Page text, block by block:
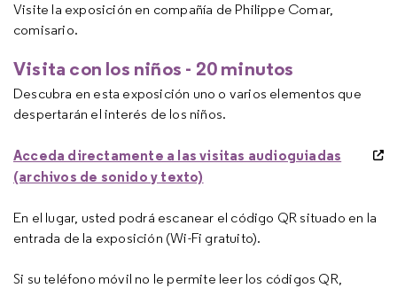
Visite la exposición en compañía de Philippe Comar,
comisario.
Visita con los niños - 20 minutos
Descubra en esta exposición uno o varios elementos que
despertarán el interés de los niños.
Acceda directamente a las visitas audioguiadas
(archivos de sonido y texto)
En el lugar, usted podrá escanear el código QR situado en la
entrada de la exposición (Wi-Fi gratuito).
Si su teléfono móvil no le permite leer los códigos QR,